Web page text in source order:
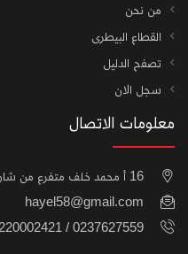
من نحن
القطاع البيطرى
تصفح الدليل
سجل الان
معلومات الاتصال
16 أ محمد خلف متفرع من شارع التحرير - الدقي الجيزة
hayel58@gmail.com
0237627559 / 01220002421